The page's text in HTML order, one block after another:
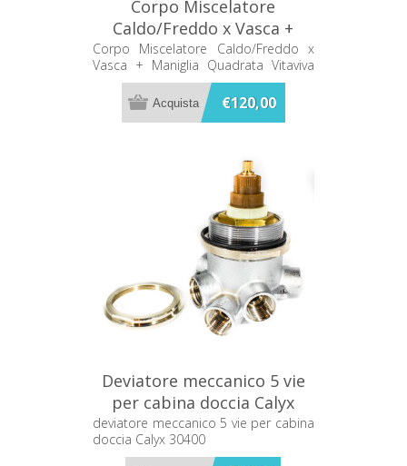
Corpo Miscelatore
Caldo/Freddo x Vasca +
Maniglia Quadrata Vitaviva
10014331
Corpo Miscelatore Caldo/Freddo x
Vasca + Maniglia Quadrata Vitaviva
10014331
€120,00
Deviatore meccanico 5 vie
per cabina doccia Calyx
30400
deviatore meccanico 5 vie per cabina
doccia Calyx 30400